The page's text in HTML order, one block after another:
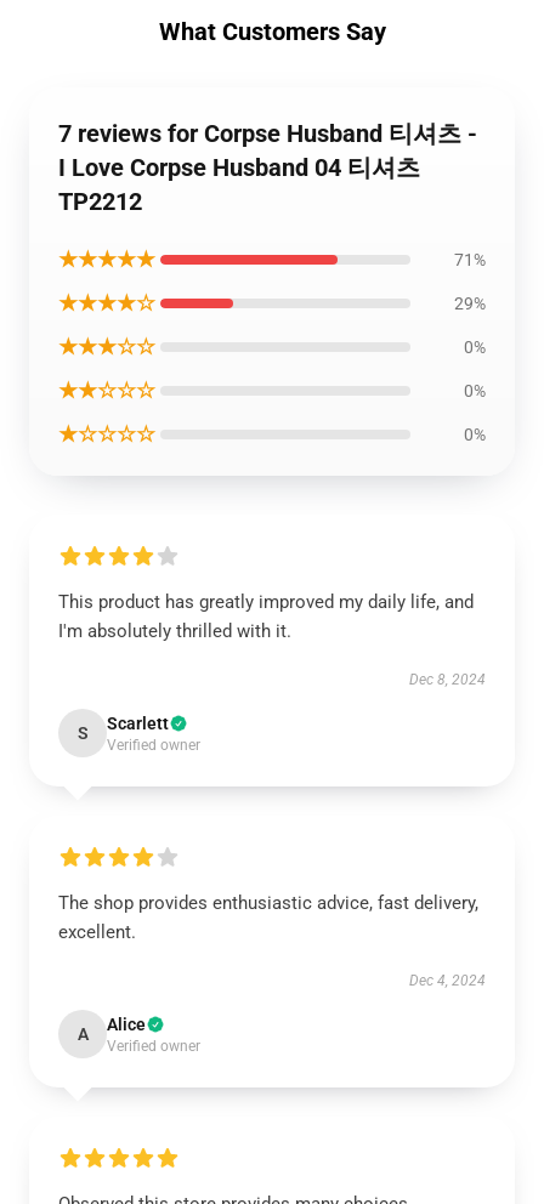
What Customers Say
7 reviews for Corpse Husband 티셔츠 -
I Love Corpse Husband 04 티셔츠
TP2212
★★★★★ 71%
★★★★☆ 29%
★★★☆☆ 0%
★★☆☆☆ 0%
★☆☆☆☆ 0%
This product has greatly improved my daily life, and
I'm absolutely thrilled with it.
Dec 8, 2024
S Scarlett
Verified owner
The shop provides enthusiastic advice, fast delivery,
excellent.
Dec 4, 2024
A Alice
Verified owner